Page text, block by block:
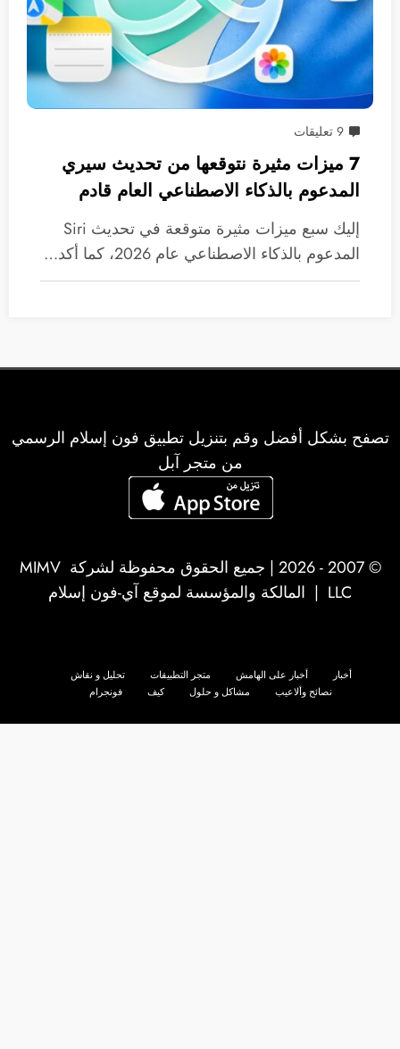
9 تعليقات
7 ميزات مثيرة نتوقعها من تحديث سيري
المدعوم بالذكاء الاصطناعي العام قادم
إليك سبع ميزات مثيرة متوقعة في تحديث Siri
المدعوم بالذكاء الاصطناعي عام 2026، كما أكد…
تصفح بشكل أفضل وقم بتنزيل تطبيق فون إسلام الرسمي
من متجر آبل
© 2007 - 2026 | جميع الحقوق محفوظة لشركة
MIMV
LLC | المالكة والمؤسسة لموقع آي-فون إسلام
أخبار أخبار على الهامش متجر التطبيقات
تحليل و نقاش
نصائح وألاعيب
مشاكل و حلول كيف فونجرام